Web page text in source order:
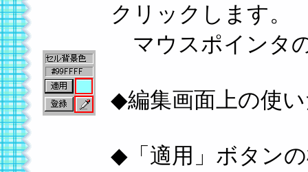
クリックします。
マウスポインタ
◆編集画面上の使
◆「適用」ボタン